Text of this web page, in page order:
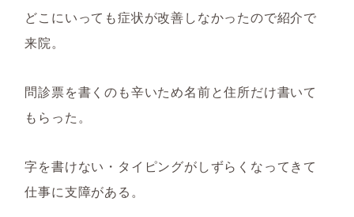
どこにいっても症状が改善しなかったので紹介で
来院。
問診票を書くのも辛いため名前と住所だけ書いて
もらった。
字を書けない・タイピングがしずらくなってきて
仕事に支障がある。